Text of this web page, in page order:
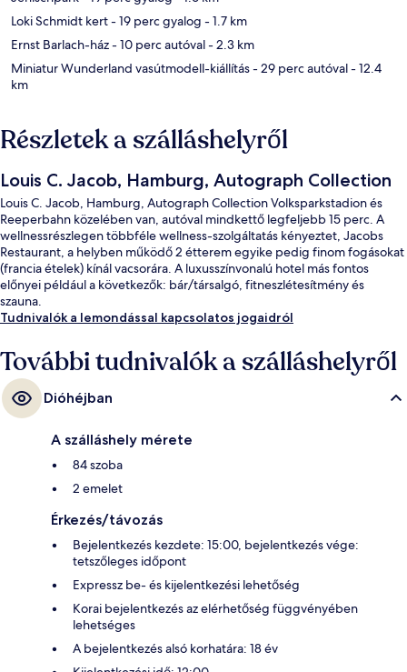
Loki Schmidt kert- 19 perc gyalog - 1.7 km
Ernst Barlach-ház- 10 perc autóval- 2.3 km
Miniatur Wunderland vasútmodell-kiállítás- 29 perc autóval- 12.4
km
Részletek a szálláshelyről
Louis C. Jacob, Hamburg, Autograph Collection
Louis C. Jacob, Hamburg, Autograph Collection Volksparkstadion és
Reeperbahn közelében van, autóval mindkettő legfeljebb 15 perc. A
wellnessrészlegen többféle wellness-szolgáltatás kényeztet, Jacobs
Restaurant, a helyben működő 2 étterem egyike pedig finom fogásokat
(francia ételek) kínál vacsorára. A luxusszínvonalú hotel más fontos
előnyei például a következők: bár/társalgó, fitneszlétesítmény és
szauna.
Tudnivalók a lemondással kapcsolatos jogaidról
További tudnivalók a szálláshelyről
Dióhéjban
A szálláshely mérete
84 szoba
2 emelet
Érkezés/távozás
Bejelentkezés kezdete: 15:00, bejelentkezés vége:
tetszőleges időpont
Expressz be- és kijelentkezési lehetőség
Korai bejelentkezés az elérhetőség függvényében
lehetséges
A bejelentkezés alsó korhatára: 18 év